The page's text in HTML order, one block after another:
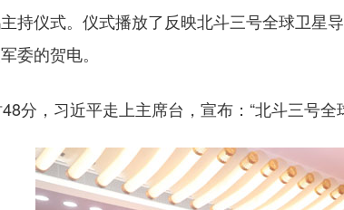
仪式。仪式播放了反映北斗三号全球卫星
委的贺电。
，习近平走上主席台，宣布：“北斗三号全